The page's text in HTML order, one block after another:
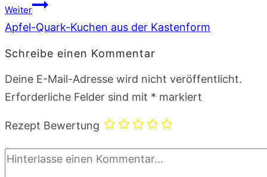
Weiter
Apfel-Quark-Kuchen aus der Kastenform
Schreibe einen Kommentar
Deine E-Mail-Adresse wird nicht veröffentlicht.
Erforderliche Felder sind mit * markiert
Rezept Bewertung